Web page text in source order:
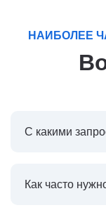
НАИБОЛЕЕ
С какими
Как часто